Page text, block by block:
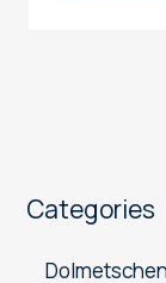
Categories
Dolmetschen